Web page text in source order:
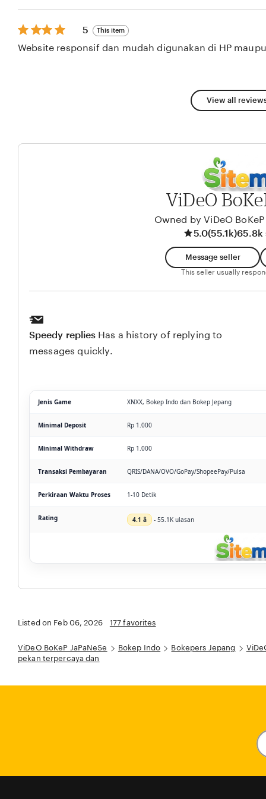
5
out
of
5 This item
Website responsif dan mudah digunakan di HP
View all
ViDeO
Owned by ViDeO BoKeP
5.0(55.1k)65.8k
Message seller
This seller usually
Speedy replies Has a history of replying to
messages quickly.
Jenis Game XNXX, Bokep Indo dan Bokep Jepang
Minimal Deposit Rp 1.000
Minimal Withdraw Rp 1.000
Transaksi Pembayaran QRIS/DANA/OVO/GoPay/ShopeePay/Pulsa
Perkiraan Waktu Proses 1-10 Detik
Rating 4.1 â­ - 55.1K ulasan
Listed on Feb 06, 2026 177 favorites
ViDeO BoKeP JaPaNeSe Bokep Indo Bokepers Jepang
pekan terpercaya dan